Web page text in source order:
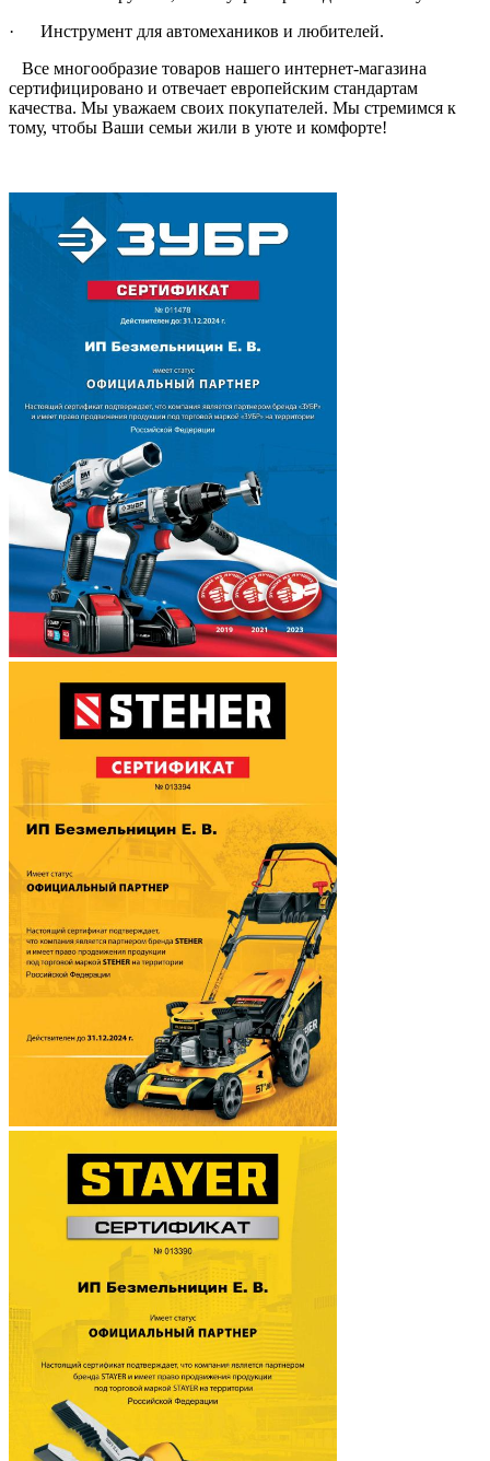
· Инструмент для автомехаников и любителей.
Все многообразие товаров нашего интернет-магазина
сертифицировано и отвечает европейским стандартам
качества. Мы уважаем своих покупателей. Мы стремимся к
тому, чтобы Ваши семьи жили в уюте и комфорте!